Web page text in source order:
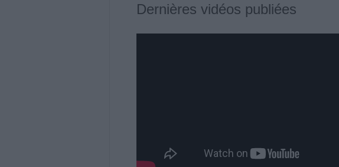
Dernières vidéos publiées